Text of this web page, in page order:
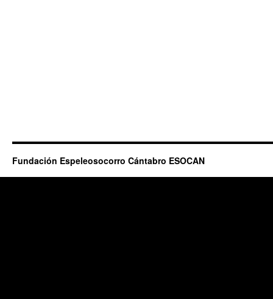
Fundación Espeleosocorro Cántabro ESOCAN